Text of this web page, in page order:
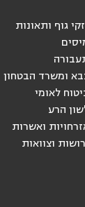
גוף ותאונות
ומשרד הבטחון
לאומי
הרע
ואשרות
וצוואות